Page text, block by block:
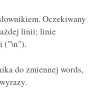
Oczekiwany
linii; linie
("\n").
do zmiennej words,